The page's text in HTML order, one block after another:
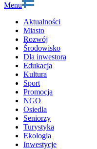
Menu
Aktualności
Miasto
Rozwój
Środowisko
Dla inwestora
Edukacja
Kultura
Sport
Promocja
NGO
Osiedla
Seniorzy
Turystyka
Ekologia
Inwestycje